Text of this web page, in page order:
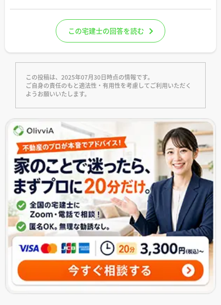
この宅建士の回答を読む
この投稿は、2025年07月30日時点の情報です。
ご自身の責任のもと適法性・有用性を考慮してご利用いただく
ようお願いいたします。